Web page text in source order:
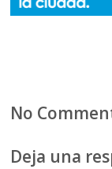
No
Deja una